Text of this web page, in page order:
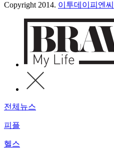
Copyright 2014. 이투데이피엔씨
전체뉴스
피플
헬스